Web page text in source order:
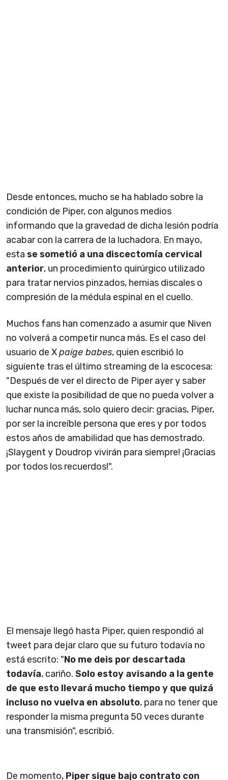
Desde entonces, mucho se ha hablado sobre la
condición de Piper, con algunos medios
informando que la gravedad de dicha lesión podría
acabar con la carrera de la luchadora. En mayo,
esta se sometió a una discectomía cervical
anterior, un procedimiento quirúrgico utilizado
para tratar nervios pinzados, hernias discales o
compresión de la médula espinal en el cuello.
Muchos fans han comenzado a asumir que Niven
no volverá a competir nunca más. Es el caso del
usuario de Xpaige babes, quien escribió lo
siguiente tras el último streaming de la escocesa:
"Después de ver el directo de Piper ayer y saber
que existe la posibilidad de que no pueda volver a
luchar nunca más, solo quiero decir: gracias, Piper,
por ser la increíble persona que eres y por todos
estos años de amabilidad que has demostrado.
¡Slaygent y Doudrop vivirán para siempre! ¡Gracias
por todos los recuerdos!".
El mensaje llegó hasta Piper, quien respondió al
tweet para dejar claro que su futuro todavía no
está escrito: "No me deis por descartada
todavía, cariño. Solo estoy avisando a la gente
de que esto llevará mucho tiempo y que quizá
incluso no vuelva en absoluto, para no tener que
responder la misma pregunta 50 veces durante
una transmisión", escribió.
De momento, Piper sigue bajo contrato con